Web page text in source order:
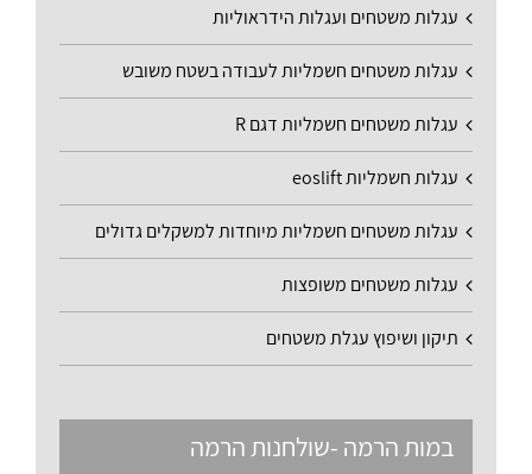
עגלות משטחים ועגלות הידראוליות
עגלות משטחים חשמליות לעבודה בשטח משובש
עגלות משטחים חשמליות דגם R
עגלות חשמליות eoslift
עגלות משטחים חשמליות מיוחדות למשקלים גדולים
עגלות משטחים משופצות
תיקון ושיפוץ עגלת משטחים
במות הרמה -שולחנות הרמה